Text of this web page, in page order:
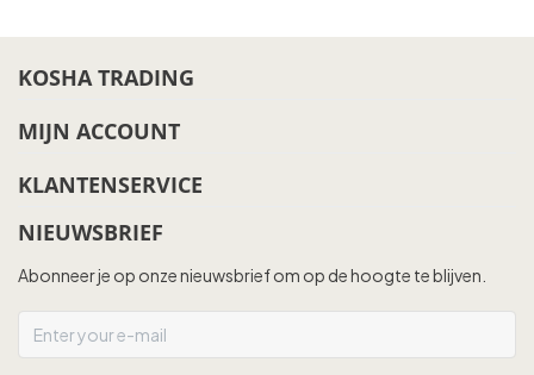
KOSHA TRADING
MIJN ACCOUNT
KLANTENSERVICE
NIEUWSBRIEF
Abonneer je op onze nieuwsbrief om op de hoogte te blijven.